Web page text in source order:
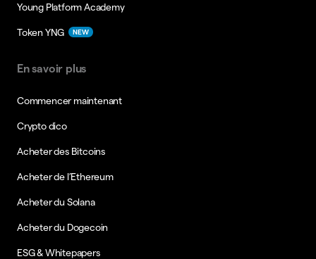
Young Platform Academy
Token YNG NEW
En savoir plus
Commencer maintenant
Crypto dico
Acheter des Bitcoins
Acheter de l’Ethereum
Acheter du Solana
Acheter du Dogecoin
ESG & Whitepapers